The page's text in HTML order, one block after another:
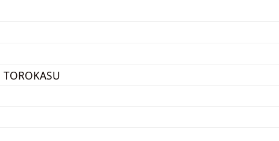
TOROKASU